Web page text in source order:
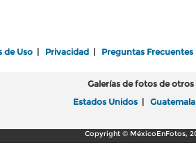
de Uso Privacidad Preguntas Frecuentes
Galerías de fotos de otros
Estados Unidos
Guatemala
Copyright © MéxicoEnFotos,